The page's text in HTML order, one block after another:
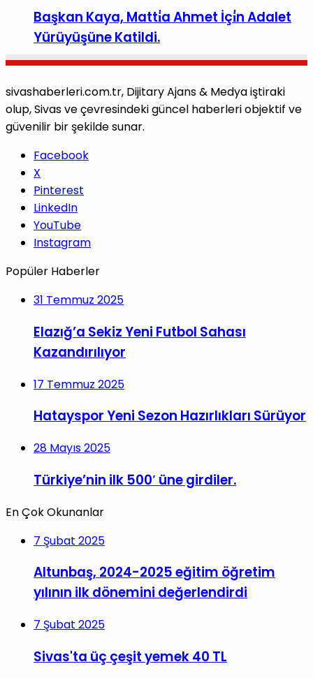
Başkan Kaya, Matti̇a Ahmet İçi̇n Adalet
Yürüyüşüne Katildi.
sivashaberleri.com.tr, Dijitary Ajans & Medya iştiraki
olup, Sivas ve çevresindeki güncel haberleri objektif ve
güvenilir bir şekilde sunar.
Facebook
X
Pinterest
LinkedIn
YouTube
Instagram
Popüler Haberler
31 Temmuz 2025
Elazığ’a Sekiz Yeni Futbol Sahası
Kazandırılıyor
17 Temmuz 2025
Hatayspor Yeni Sezon Hazırlıkları Sürüyor
28 Mayıs 2025
Türkiye’nin ilk 500′ üne girdiler.
En Çok Okunanlar
7 Şubat 2025
Altunbaş, 2024-2025 eğitim öğretim
yılının ilk dönemini değerlendirdi
7 Şubat 2025
Sivas'ta üç çeşit yemek 40 TL